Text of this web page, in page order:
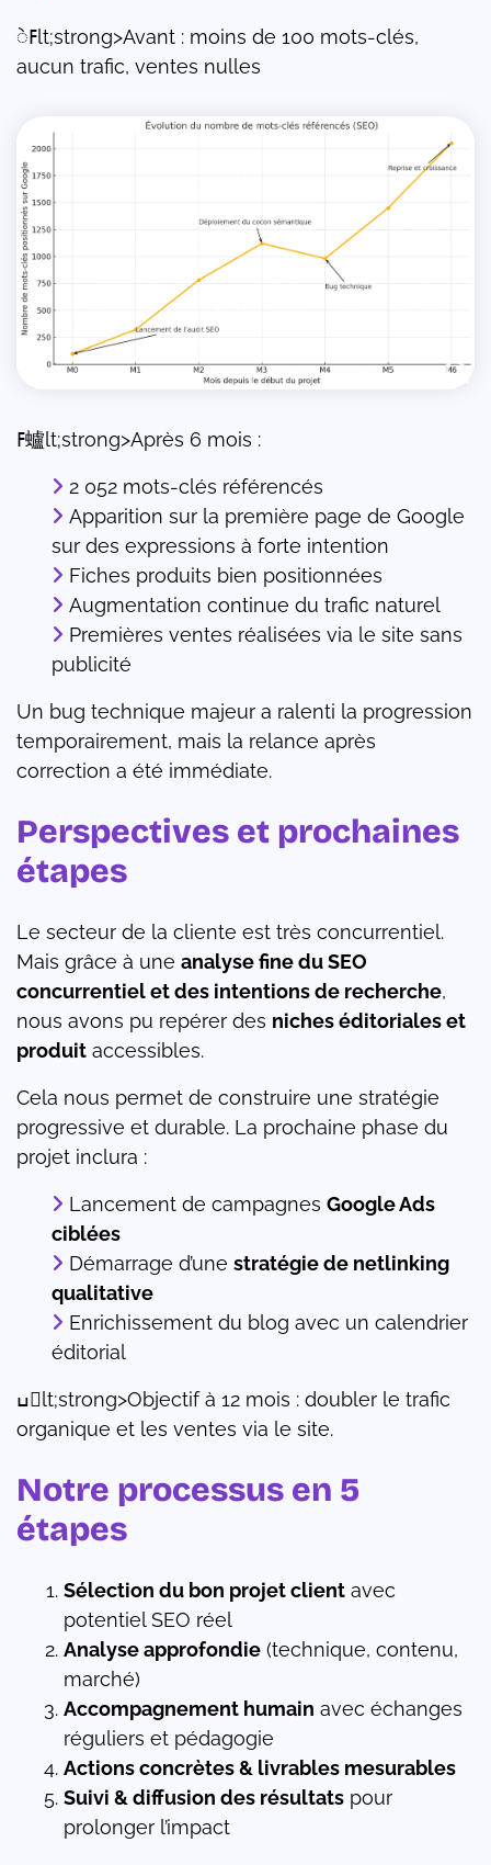
ߓꠦlt;strong>Avant : moins de 100 mots-clés,
aucun trafic, ventes nulles
ߓ蠦lt;strong>Après 6 mois :
2 052 mots-clés référencés
Apparition sur la première page de Google
sur des expressions à forte intention
Fiches produits bien positionnées
Augmentation continue du trafic naturel
Premières ventes réalisées via le site sans
publicité
Un bug technique majeur a ralenti la progression
temporairement, mais la relance après
correction a été immédiate.
Perspectives et prochaines
étapes
Le secteur de la cliente est très concurrentiel.
Mais grâce à une analyse fine du SEO
concurrentiel et des intentions de recherche,
nous avons pu repérer des niches éditoriales et
produit accessibles.
Cela nous permet de construire une stratégie
progressive et durable. La prochaine phase du
projet inclura :
Lancement de campagnes Google Ads
ciblées
Démarrage d’une stratégie de netlinking
qualitative
Enrichissement du blog avec un calendrier
éditorial
ߎlt;strong>Objectif à 12 mois : doubler le trafic
organique et les ventes via le site.
Notre processus en 5
étapes
Sélection du bon projet client avec
potentiel SEO réel
Analyse approfondie (technique, contenu,
marché)
Accompagnement humain avec échanges
réguliers et pédagogie
Actions concrètes & livrables mesurables
Suivi & diffusion des résultats pour
prolonger l’impact